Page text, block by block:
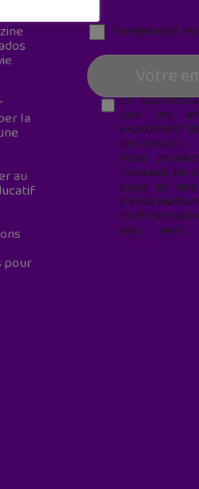
la
au
pour
Parentalité
En
que les
exploitées*
de contact.
Vous
moment en
page de
site web